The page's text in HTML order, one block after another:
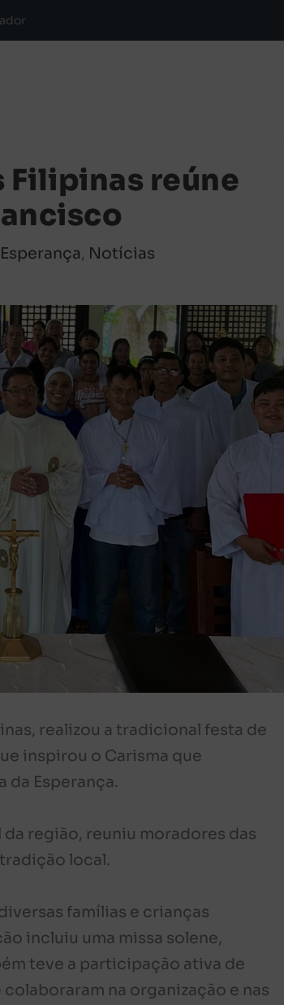
Filipinas reúne
, Notícias
realizou a tradicional festa de
inspirou o Carisma que
da Esperança.
região, reuniu moradores das
local.
famílias e crianças
incluiu uma missa solene,
teve a participação ativa de
na organização e nas